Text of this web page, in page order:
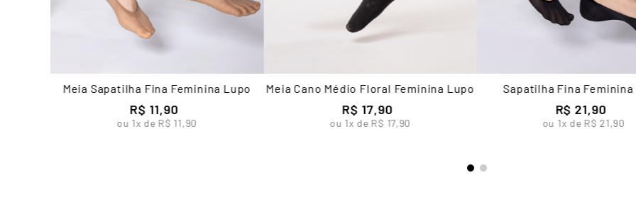
Meia Sapatilha Fina Feminina Lupo
R$ 11,90
ou 1x de R$ 11,90
Meia Cano Médio Floral Feminina Lupo
R$ 17,90
ou 1x deR$ 17,90
Sapatilha Fina Feminina
R$ 21,90
ou 1x de R$ 21,90